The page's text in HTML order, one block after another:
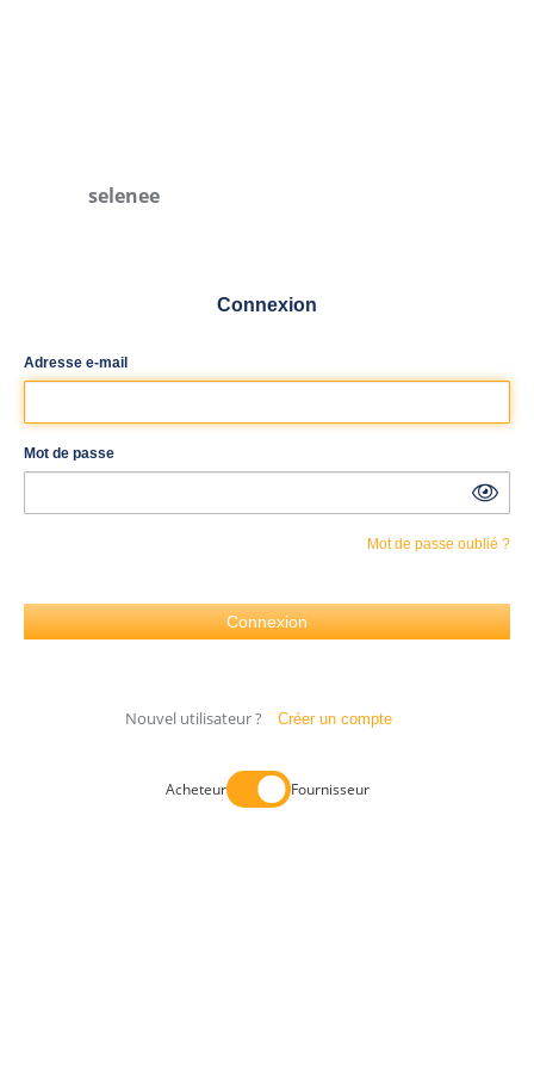
selenee
Connexion
Adresse e-mail
Mot de passe
Mot de passe oublié ?
Nouvel utilisateur ? Créer un compte
Acheteur Fournisseur